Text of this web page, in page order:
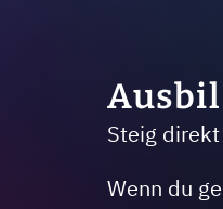
Steig
Wenn du